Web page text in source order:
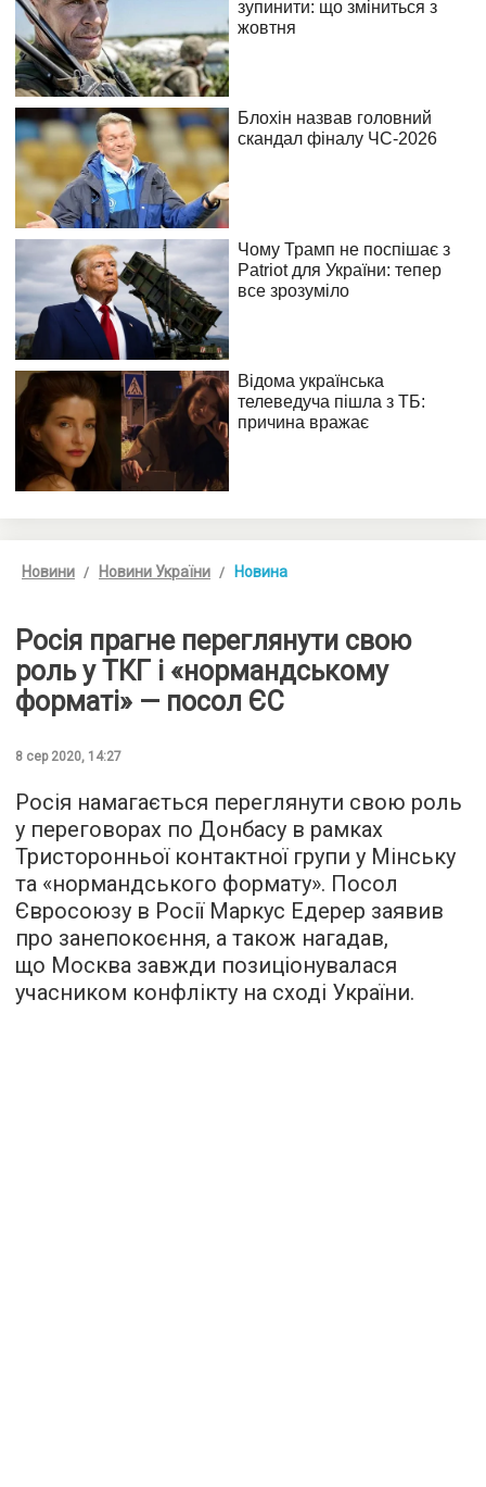
Новини Новини України Новина
Росія прагне переглянути свою
роль у ТКГ і «нормандському
форматі» — посол ЄС
8 сер 2020, 14:27
Росія намагається переглянути свою роль
у переговорах по Донбасу в рамках
Тристоронньої контактної групи у Мінську
та «нормандського формату». Посол
Євросоюзу в Росії Маркус Едерер заявив
про занепокоєння, а також нагадав,
що Москва завжди позиціонувалася
учасником конфлікту на сході України.